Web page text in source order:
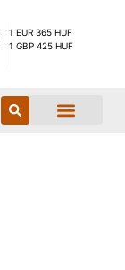
1 EUR 365 HUF
1 GBP 425 HUF